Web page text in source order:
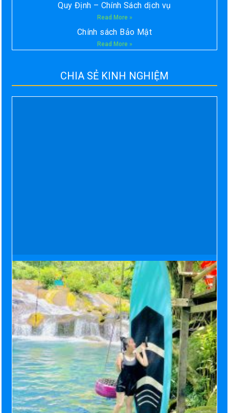
Quy Định – Chính Sách dịch vụ
Read More »
Chính sách Bảo Mật
Read More »
CHIA SẺ KINH NGHIỆM